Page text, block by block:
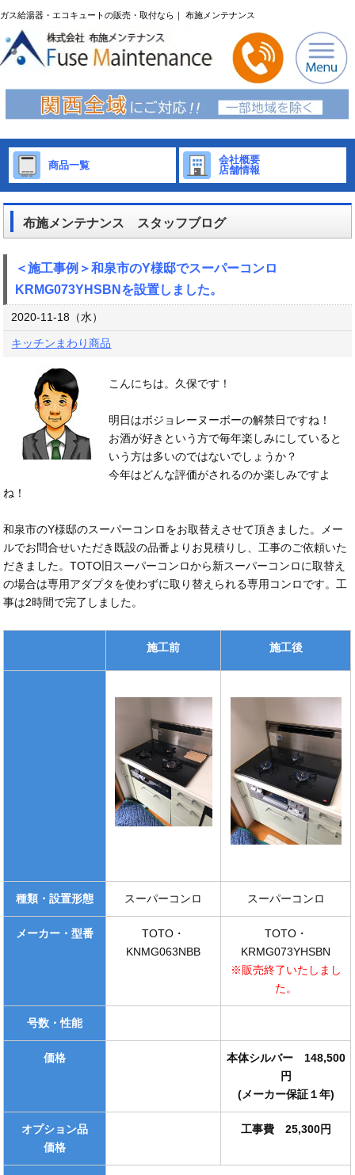
ガス給湯器・エコキュートの販売・取付なら｜ 布施メンテナンス
商品一覧
会社概要
店舗情報
布施メンテナンス スタッフブログ
＜施工事例＞和泉市のY様邸でスーパーコンロ
KRMG073YHSBNを設置しました。
2020-11-18（水）
キッチンまわり商品
こんにちは。久保です！
明日はボジョレーヌーボーの解禁日ですね！
お酒が好きという方で毎年楽しみにしていると
いう方は多いのではないでしょうか？
今年はどんな評価がされるのか楽しみですよ
ね！
和泉市のY様邸のスーパーコンロをお取替えさせて頂きました。メー
ルでお問合せいただき既設の品番よりお見積りし、工事のご依頼いた
だきました。TOTO旧スーパーコンロから新スーパーコンロに取替え
の場合は専用アダプタを使わずに取り替えられる専用コンロです。工
事は2時間で完了しました。
施工前 施工後
種類・設置形態 スーパーコンロ スーパーコンロ
メーカー・型番
TOTO・
KNMG063NBB
TOTO・
KRMG073YHSBN
※販売終了いたしまし
た。
号数・性能
価格
本体シルバー 148,500
円
(メーカー保証１年)
オプション品
価格
工事費 25,300円